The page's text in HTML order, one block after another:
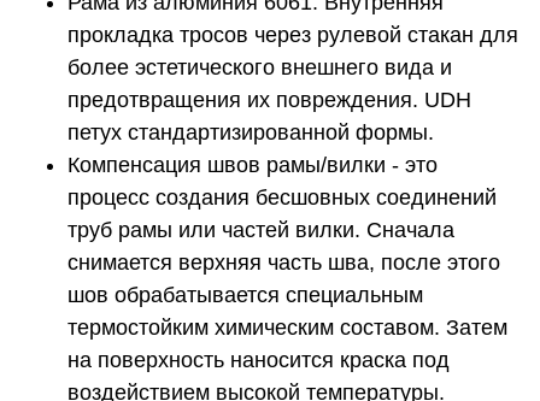
прокладка тросов через рулевой стакан для
более эстетического внешнего вида и
предотвращения их повреждения. UDH
петух стандартизированной формы.
Компенсация швов рамы/вилки - это
процесс создания бесшовных соединений
труб рамы или частей вилки. Сначала
снимается верхняя часть шва, после этого
шов обрабатывается специальным
термостойким химическим составом. Затем
на поверхность наносится краска под
воздействием высокой температуры.